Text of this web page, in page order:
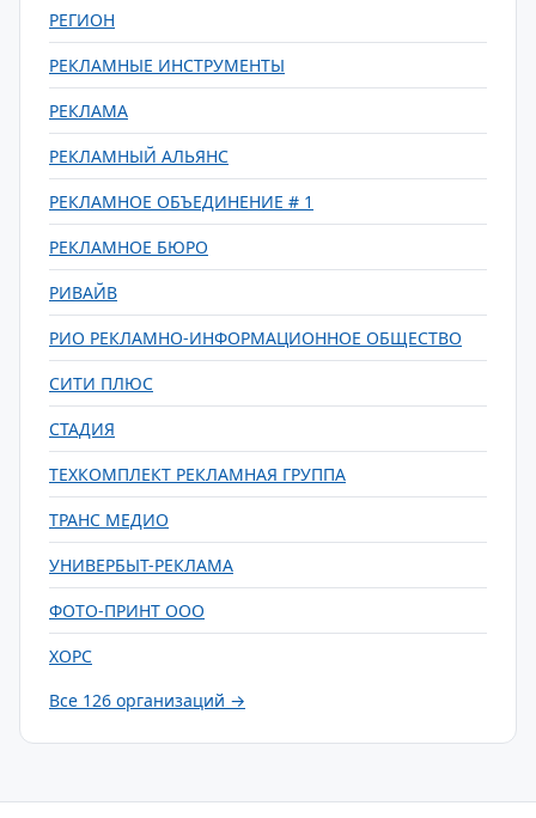
РЕГИОН
РЕКЛАМНЫЕ ИНСТРУМЕНТЫ
РЕКЛАМА
РЕКЛАМНЫЙ АЛЬЯНС
РЕКЛАМНОЕ ОБЪЕДИНЕНИЕ # 1
РЕКЛАМНОЕ БЮРО
РИВАЙВ
РИО РЕКЛАМНО-ИНФОРМАЦИОННОЕ ОБЩЕСТВО
СИТИ ПЛЮС
СТАДИЯ
ТЕХКОМПЛЕКТ РЕКЛАМНАЯ ГРУППА
ТРАНС МЕДИО
УНИВЕРБЫТ-РЕКЛАМА
ФОТО-ПРИНТ ООО
ХОРС
Все 126 организаций →